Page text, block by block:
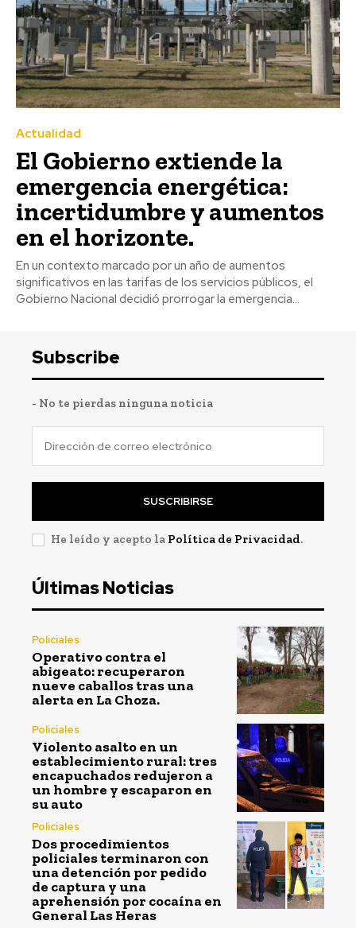
Actualidad
El Gobierno extiende la
emergencia energética:
incertidumbre y aumentos
en el horizonte.
En un contexto marcado por un año de aumentos
significativos en las tarifas de los servicios públicos, el
Gobierno Nacional decidió prorrogar la emergencia...
Subscribe
- No te pierdas ninguna noticia
SUSCRIBIRSE
He leído y acepto la Política de Privacidad.
Últimas Noticias
Policiales
Operativo contra el
abigeato: recuperaron
nueve caballos tras una
alerta en La Choza.
Policiales
Violento asalto en un
establecimiento rural: tres
encapuchados redujeron a
un hombre y escaparon en
su auto
Policiales
Dos procedimientos
policiales terminaron con
una detención por pedido
de captura y una
aprehensión por cocaína en
General Las Heras